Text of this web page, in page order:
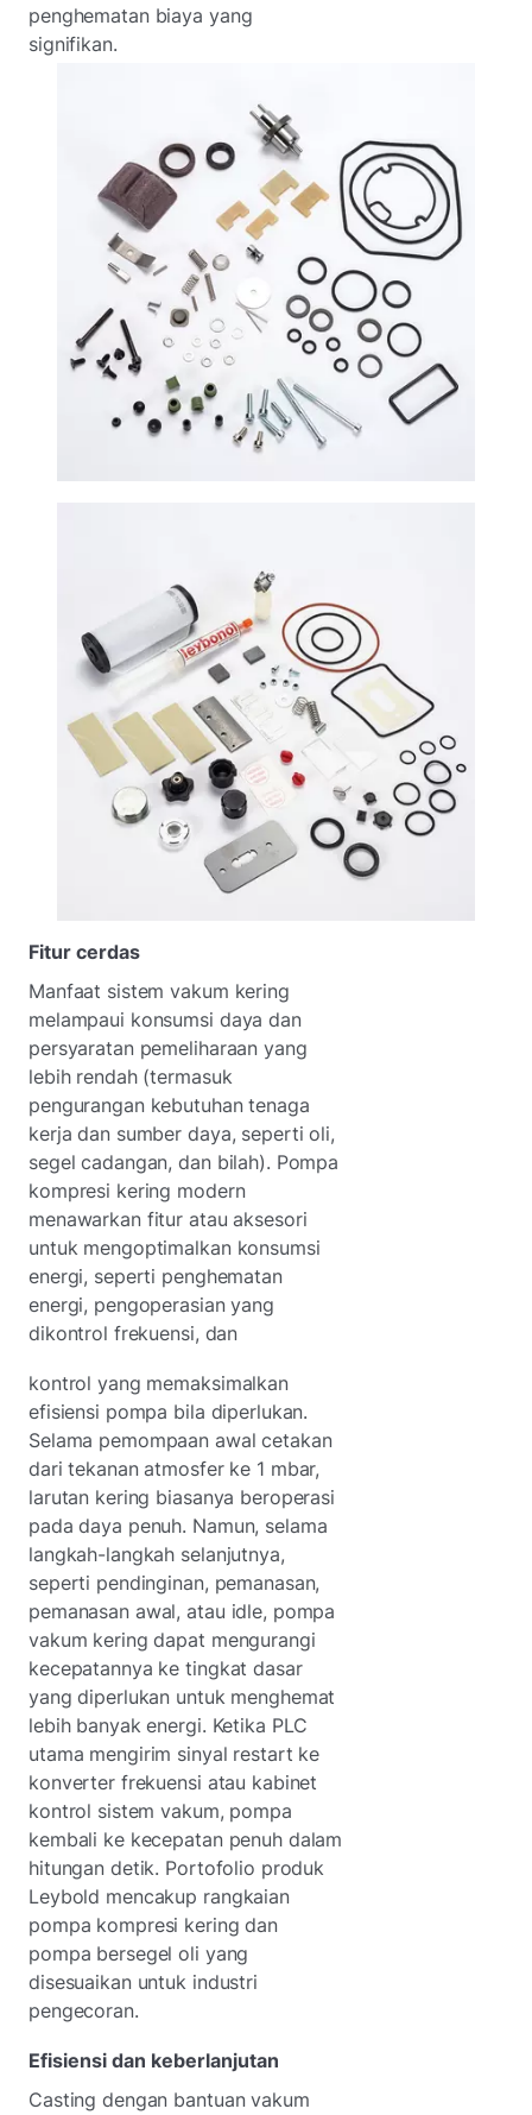
penghematan biaya yang
signifikan.
Fitur cerdas
Manfaat sistem vakum kering
melampaui konsumsi daya dan
persyaratan pemeliharaan yang
lebih rendah (termasuk
pengurangan kebutuhan tenaga
kerja dan sumber daya, seperti oli,
segel cadangan, dan bilah). Pompa
kompresi kering modern
menawarkan fitur atau aksesori
untuk mengoptimalkan konsumsi
energi, seperti penghematan
energi, pengoperasian yang
dikontrol frekuensi, dan
kontrol yang memaksimalkan
efisiensi pompa bila diperlukan.
Selama pemompaan awal cetakan
dari tekanan atmosfer ke 1 mbar,
larutan kering biasanya beroperasi
pada daya penuh. Namun, selama
langkah-langkah selanjutnya,
seperti pendinginan, pemanasan,
pemanasan awal, atau idle, pompa
vakum kering dapat mengurangi
kecepatannya ke tingkat dasar
yang diperlukan untuk menghemat
lebih banyak energi. Ketika PLC
utama mengirim sinyal restart ke
konverter frekuensi atau kabinet
kontrol sistem vakum, pompa
kembali ke kecepatan penuh dalam
hitungan detik. Portofolio produk
Leybold mencakup rangkaian
pompa kompresi kering dan
pompa bersegel oli yang
disesuaikan untuk industri
pengecoran.
Efisiensi dan keberlanjutan
Casting dengan bantuan vakum